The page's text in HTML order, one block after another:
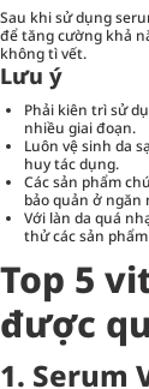
Sau khi sử dụng
để tăng cường khả
không tì vết.
Lưu ý
Phải kiên trì sử
nhiều giai đoạn.
Luôn vệ sinh da
huy tác dụng.
Các sản phẩm
bảo quản ở
Với làn da quá
thử các sản
Top 5
được
1. Serum